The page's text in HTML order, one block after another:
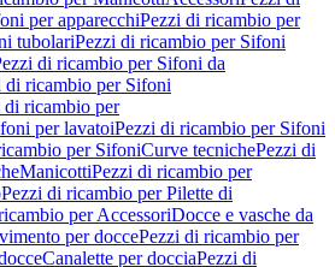
per apparecchiPezzi di ricambio per
tubolariPezzi di ricambio per Sifoni
di ricambio per Sifoni da
di ricambio per Sifoni
di ricambio per
per lavatoiPezzi di ricambio per Sifoni
per SifoniCurve tecnichePezzi di
ManicottiPezzi di ricambio per
Pezzi di ricambio per Pilette di
per AccessoriDocce e vasche da
per doccePezzi di ricambio per
Canalette per docciaPezzi di